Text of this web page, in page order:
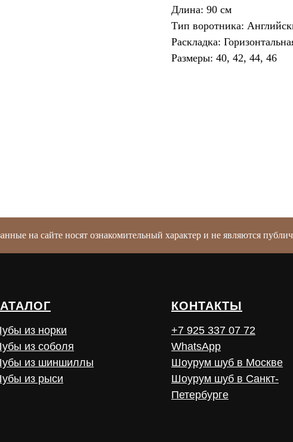
Длина: 90 см
Тип воротника:
Раскладка:
Размеры: 40, 42, 44, 46
на сайте носят ознакомительный характер и не являются
из норки
из соболя
из шиншиллы
из рыси
КОНТАКТЫ
+7 925 337 07 72
WhatsApp
Шоурум шуб в Москве
Шоурум шуб в Санкт-
Петербурге